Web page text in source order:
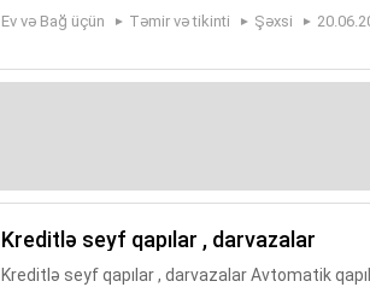
ri, mətbəx liftləri, turniket sistemi, eskalator
Ev və Bağ üçün Təmir və tikinti Şəxsi
kreditlə seyf qapılar , darvazalar
Kreditlə seyf qapılar , darvazalar Avtomatik